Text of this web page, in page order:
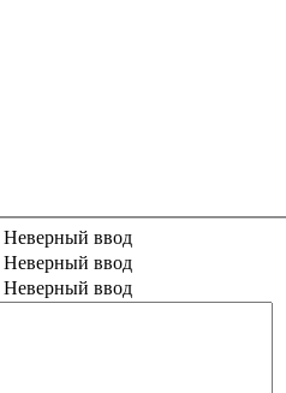
Неверный ввод
Неверный ввод
Неверный ввод